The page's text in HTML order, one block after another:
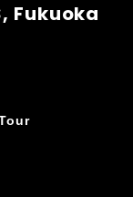
Fukuoka